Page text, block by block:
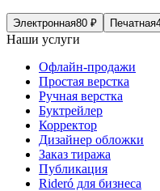
Электронная80 ₽ Печатная
Наши услуги
Офлайн-продажи
Простая верстка
Ручная верстка
Буктрейлер
Корректор
Дизайнер обложки
Заказ тиража
Публикация
Rideró для бизнеса